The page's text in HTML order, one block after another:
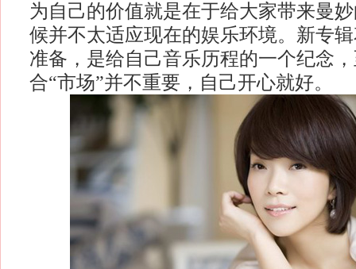
为自己的价值就是在于给大家带来曼
候并不太适应现在的娱乐环境。新专
准备，是给自己音乐历程的一个纪念
合“市场”并不重要，自己开心就好。